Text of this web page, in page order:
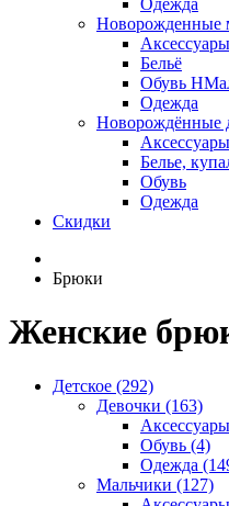
Одежда
Новорожденные
Аксессуары
Бельё
Обувь
Одежда
Новорождённые
Аксессуары
Белье,
Обувь
Одежда
Скидки
Брюки
Женские
Детское (292)
Девочки (163)
Обувь (4)
Одежда
Мальчики (127)